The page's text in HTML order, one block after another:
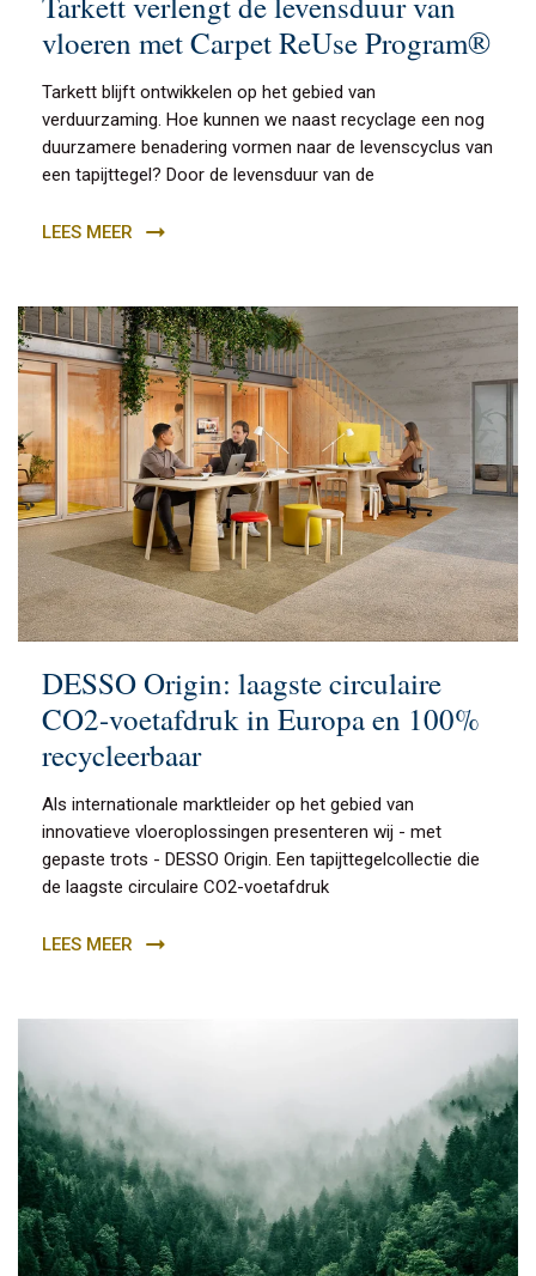
vloeren met Carpet ReUse Program®
Tarkett blijft ontwikkelen op het gebied van
verduurzaming. Hoe kunnen we naast recyclage een nog
duurzamere benadering vormen naar de levenscyclus van
een tapijttegel? Door de levensduur van de
LEES MEER
DESSO Origin: laagste circulaire
CO2-voetafdruk in Europa en 100%
recycleerbaar
Als internationale marktleider op het gebied van
innovatieve vloeroplossingen presenteren wij - met
gepaste trots - DESSO Origin. Een tapijttegelcollectie die
de laagste circulaire CO2-voetafdruk
LEES MEER